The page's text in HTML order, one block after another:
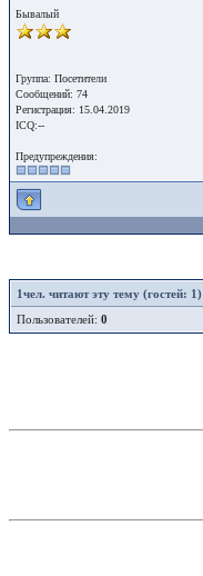
Бывалый
Группа: Посетители
Сообщений: 74
Регистрация: 15.04.2019
ICQ:--
Предупреждения:
1чел. читают эту тему (гостей: 1)
Пользователей: 0